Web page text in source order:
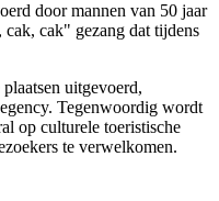
door mannen van 50 jaar
cak" gezang dat tijdens
uitgevoerd,
Tegenwoordig wordt
op culturele toeristische
te verwelkomen.